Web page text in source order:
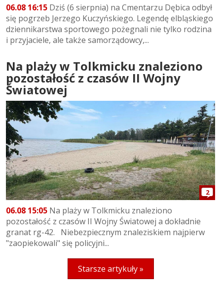
06.08 16:15 Dziś (6 sierpnia) na Cmentarzu Dębica odbył
się pogrzeb Jerzego Kuczyńskiego. Legendę elbląskiego
dziennikarstwa sportowego pożegnali nie tylko rodzina
i przyjaciele, ale także samorządowcy,...
Na plaży w Tolkmicku znaleziono
pozostałość z czasów II Wojny
Światowej
2
06.08 15:05 Na plaży w Tolkmicku znaleziono
pozostałość z czasów II Wojny Światowej a dokładnie
granat rg-42. Niebezpiecznym znaleziskiem najpierw
"zaopiekowali" się policyjni...
Starsze artykuły »